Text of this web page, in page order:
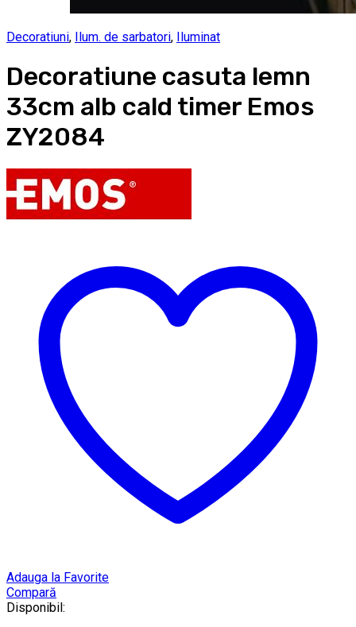
Decoratiuni, Ilum. de sarbatori, Iluminat
Decoratiune casuta lemn
33cm alb cald timer Emos
ZY2084
Adauga la Favorite
Compară
Disponibil: